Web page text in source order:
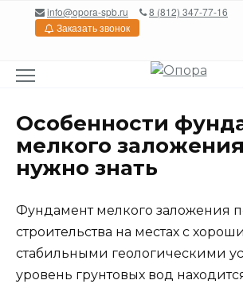
Перейтиinfo@opora-spb.ru
8 (812) 347-77-16
Заказать звонок
Особенности
мелкого
нужно знать
Фундамент мелкого заложения
строительства на местах с
стабильными геологическими
уровень грунтовых вод